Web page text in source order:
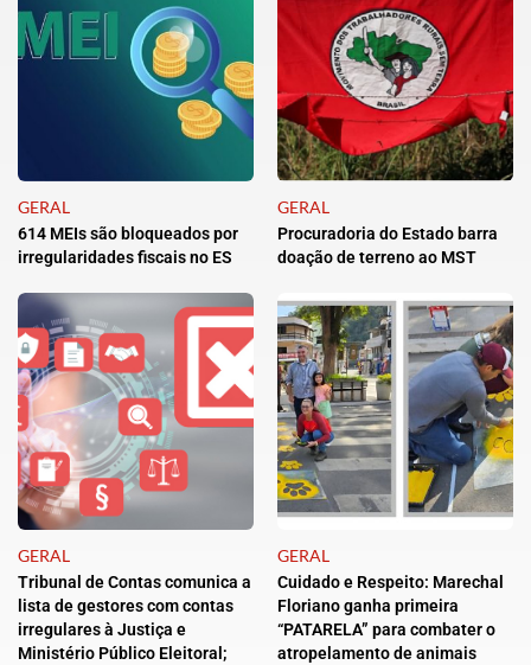
GERAL
614 MEIs são bloqueados por
irregularidades fiscais no ES
GERAL
Procuradoria do Estado barra
doação de terreno ao MST
GERAL
Tribunal de Contas comunica a
lista de gestores com contas
irregulares à Justiça e
Ministério Público Eleitoral;
GERAL
Cuidado e Respeito: Marechal
Floriano ganha primeira
“PATARELA” para combater o
atropelamento de animais